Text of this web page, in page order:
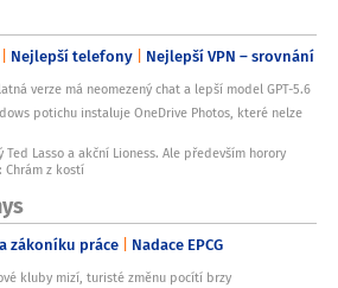
Nejlepší telefony Nejlepší VPN – srovnání
verze má neomezený chat a lepší model GPT-5.6
potichu instaluje OneDrive Photos, které nelze
Lasso a akční Lioness. Ale především horory
z kostí
zákoníku práce Nadace EPCG
kluby mizí, turisté změnu pocítí brzy